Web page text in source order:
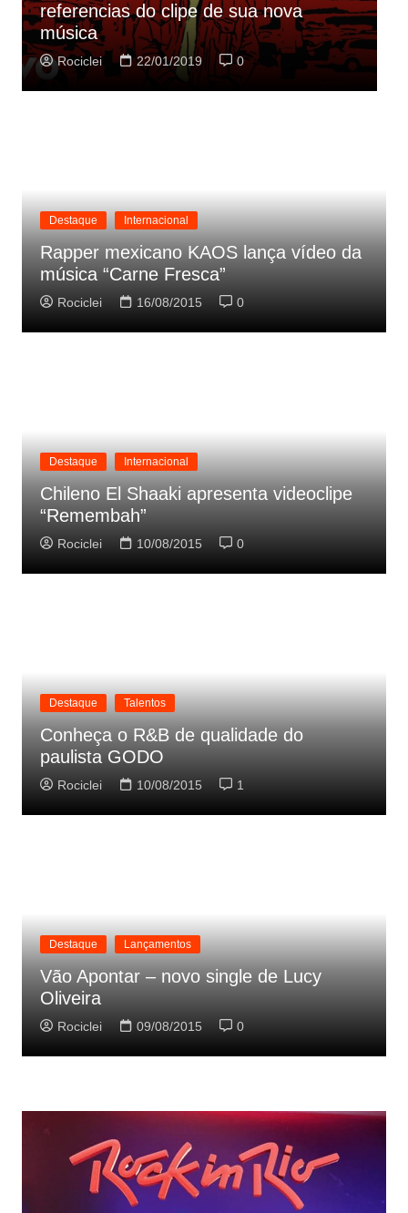
referencias do clipe de sua nova
música
Rociclei 22/01/2019 0
Destaque Internacional
Rapper mexicano KAOS lança vídeo da
música “Carne Fresca”
Rociclei 16/08/2015 0
Destaque Internacional
Chileno El Shaaki apresenta videoclipe
“Remembah”
Rociclei 10/08/2015 0
Destaque Talentos
Conheça o R&B de qualidade do
paulista GODO
Rociclei 10/08/2015 1
Destaque Lançamentos
Vão Apontar – novo single de Lucy
Oliveira
Rociclei 09/08/2015 0